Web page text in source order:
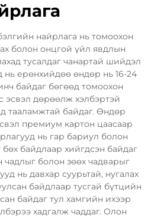
найрлага нь томоохон
болон онцгой үйл явдлын
тусалдаг чанартай шийдэл
нь ерөнхийдөө өндөр нь 16-24
байдаг бөгөөд томоохон
эсвэл дөрөөлж хэлбэртэй
тааламжтай байдаг. Өндөр
премиум картон цаасаар
нь гар бариул болон
байдлаар хийгдсэн байдаг
чадлыг болон зөөх чадварыг
нь давхар суурьтай, нугалах
байдлаар тусгай бүтцийн
байдаг тул хамгийн ихээр
хадгалж чаддаг. Олон